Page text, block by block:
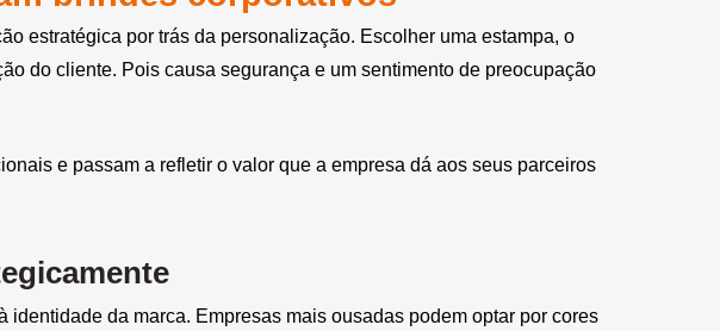
estratégica por trás da personalização. Escolher uma estampa, o
do cliente. Pois causa segurança e um sentimento de preocupação
e passam a refletir o valor que a empresa dá aos seus parceiros
da marca. Empresas mais ousadas podem optar por cores